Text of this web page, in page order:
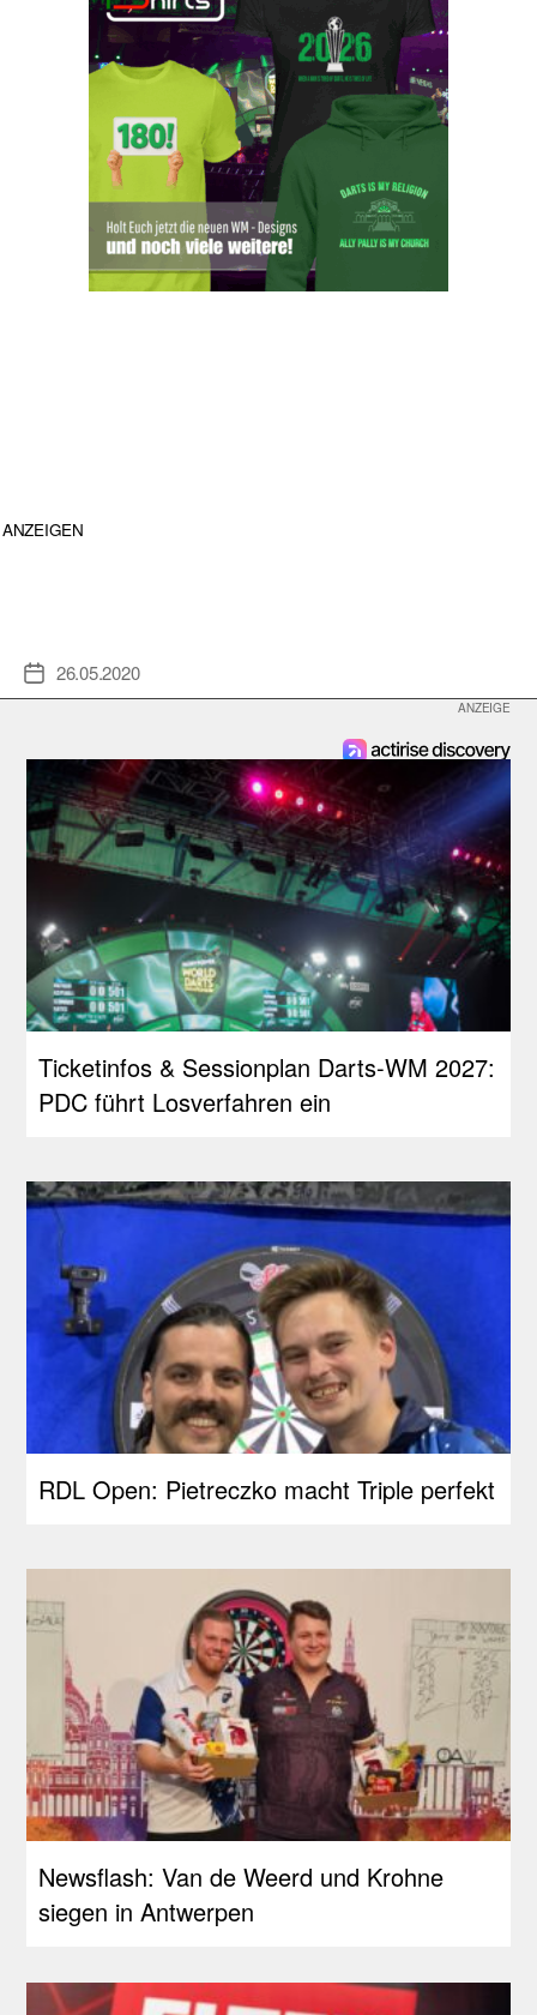
ANZEIGEN
Veröffentlichungsdatum
26.05.2020
Ticketinfos & Sessionplan Darts-WM 2027:
PDC führt Losverfahren ein
RDL Open: Pietreczko macht Triple perfekt
Newsflash: Van de Weerd und Krohne
siegen in Antwerpen